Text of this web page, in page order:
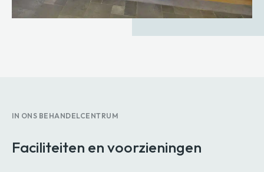
IN ONS BEHANDELCENTRUM
Faciliteiten en voorzieningen